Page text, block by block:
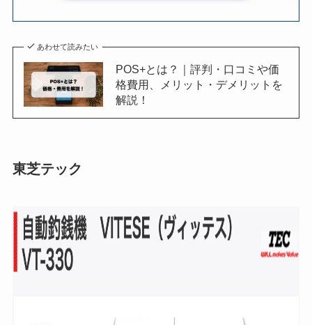
あわせて読みたい
POS+とは？｜評判・口コミや価
格費用、メリット・デメリットを
解説！
東芝テック